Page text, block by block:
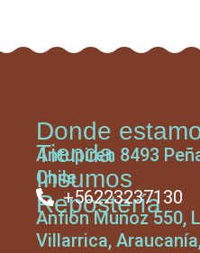
Tienda
Insumos
Repostería
Donde
Antupiren 8493
Chile
+56223237130
Anfión Muñoz 550,
Villarrica,